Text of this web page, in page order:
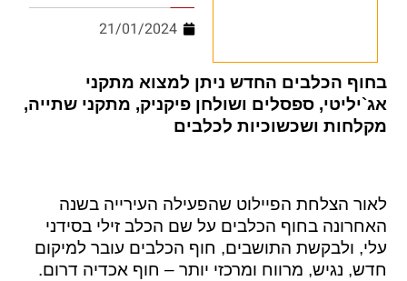
21/01/2024
בחוף הכלבים החדש ניתן למצוא מתקני
אג`יליטי, ספסלים ושולחן פיקניק, מתקני שתייה,
מקלחות ושכשוכיות לכלבים
לאור הצלחת הפיילוט שהפעילה העירייה בשנה
האחרונה בחוף הכלבים על שם הכלב זילי בסידני
עלי, ולבקשת התושבים, חוף הכלבים עובר למיקום
חדש, נגיש, מרווח ומרכזי יותר – חוף אכדיה דרום.